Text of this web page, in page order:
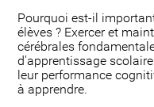
Pourquoi est-il
élèves ? Exercer et
cérébrales
d'apprentissage
leur performance
à apprendre.